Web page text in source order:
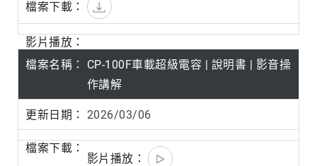
CP-100F車載超級電容 | 說明書 | 影音操
作講解
2026/03/06